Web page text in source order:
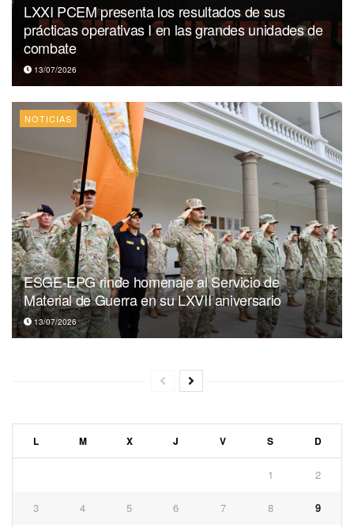
LXXI PCEM presenta los resultados de sus
prácticas operativas I en las grandes unidades de
combate
13/07/2026
NOTICIAS
ESGE-EPG rinde homenaje al Servicio de
Material de Guerra en su LXVII aniversario
13/07/2026
L M X J V S D
1 2
3 4 5 6 7 8 9